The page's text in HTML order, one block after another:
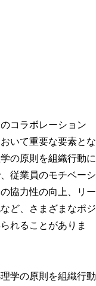
コラボレーション
いて重要な要素とな
の原則を組織行動に
従業員のモチベーシ
協力性の向上、リー
ど、さまざまなポジ
れることがありま
学の原則を組織行動